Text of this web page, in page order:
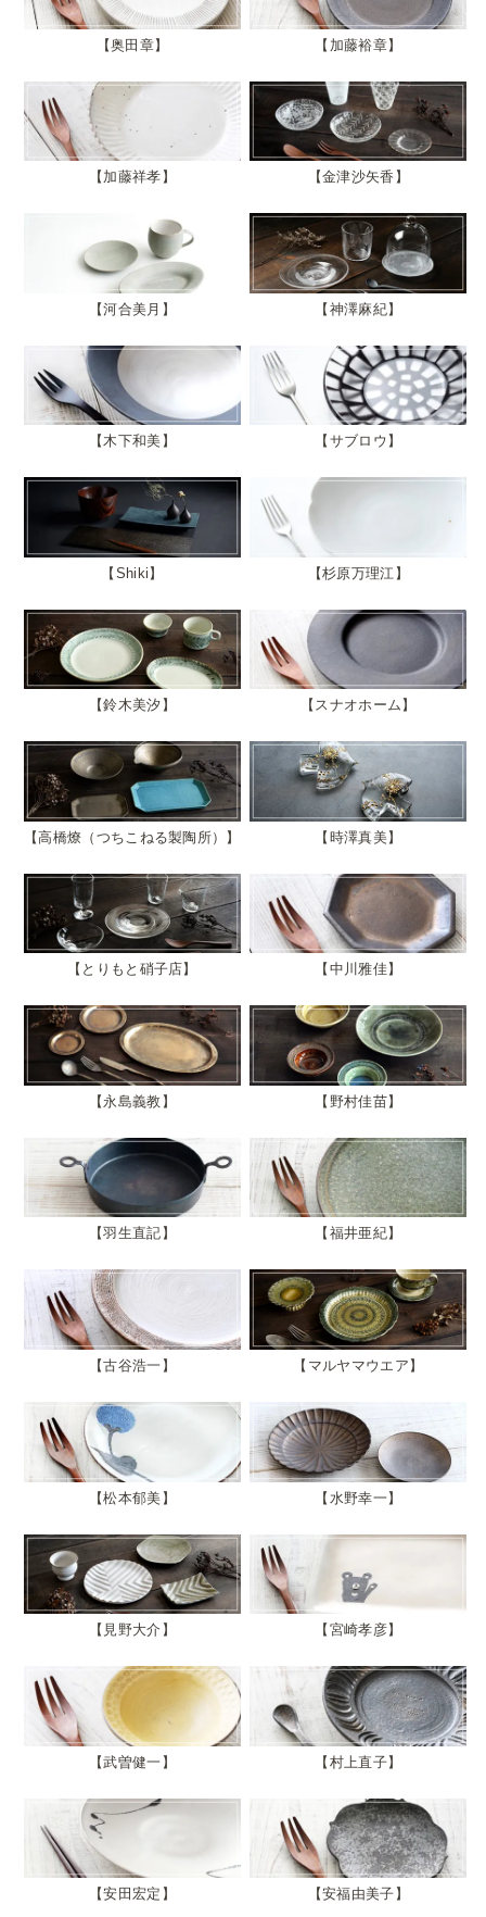
奥田章 加藤裕章
加藤祥孝 金津沙矢香
河合美月 神澤麻紀
木下和美 サブロウ
Shiki 杉原万理江
鈴木美汐 スナオホーム
高橋燎（つちこねる製陶所） 時澤真美
とりもと硝子店 中川雅佳
永島義教 野村佳苗
羽生直記 福井亜紀
古谷浩一 マルヤマウエア
松本郁美 水野幸一
見野大介 宮崎孝彦
武曽健一 村上直子
安田宏定 安福由美子